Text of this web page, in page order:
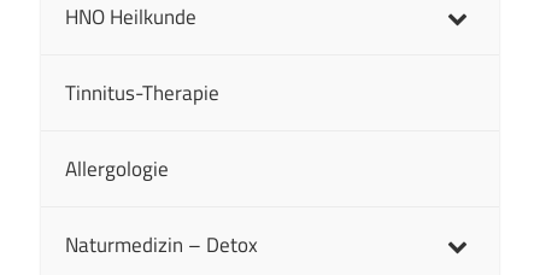
HNO Heilkunde
Tinnitus-Therapie
Allergologie
Naturmedizin – Detox